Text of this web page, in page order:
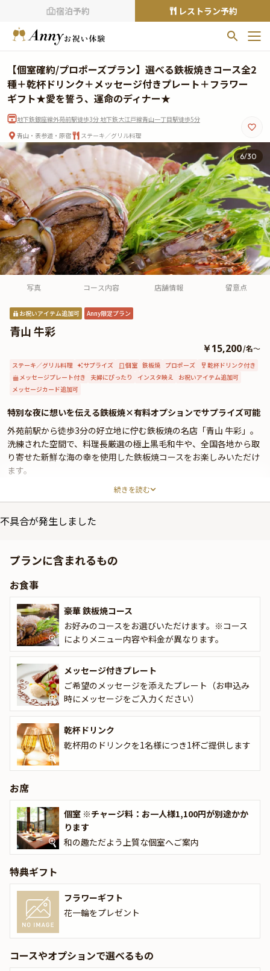
宿泊予約 レストラン予約
お気に入りプラン
お気に入りの登録がありません
プランの をクリックすることで
お気に入りに追加できます。
閲覧履歴
閲覧履歴はありません
過去に見たお店が最大10件まで表示されます。
10件を超えると、古いものから順に削除されます。
TOP
Annyお祝い体験について
Annyお祝いアイテムについて
【個室確約/プロポーズプラン】選べる鉄板焼きコース全2
種＋乾杯ドリンク＋メッセージ付きプレート＋フラワー
ギフト★愛を誓う、運命のディナー★
地下鉄銀座線外苑前駅徒歩3分 地下鉄大江戸線青山一丁目駅徒歩5分
青山・表参道・原宿
ステーキ／グリル料理
7/30
写真 コース内容 店舗情報 留意点
お祝いアイテム追加可 Anny限定プラン
青山 牛彩
￥15,200/名～
ステーキ／グリル料理 サプライズ 個室 鉄板焼 プロポーズ
乾杯ドリンク付き
メッセージプレート付き
夫婦にぴったり インスタ映え
お祝いアイテム追加可
メッセージカード追加可
特別な夜に想いを伝える鉄板焼×有料オプションでサプライズ可能
外苑前駅から徒歩3分の好立地に佇む鉄板焼の名店「青山 牛彩」。
洗練された空間で、料理長厳選の極上黒毛和牛や、全国各地から取
り寄せた新鮮な海の幸を使用した鉄板焼コースをお楽しみいただけ
ます。
本プランでは、完全個室のプライベート空間へご案内。都会の喧騒
間を過ごしていただけます。
ています。旬の鮮魚の前菜に始まり、厳選された国産牛ステーキを
を存分に楽しめる上質な構成。さらに、伊勢海老やフォアグラ、常
陸牛サーロインなどを贅沢に盛り込んだ【スペシャルコース】で
は、全11品もの逸品が特別な夜を華やかに演出します。どちらも熟
練の料理人が絶妙な火入れで仕上げる鉄板焼の醍醐味を、心ゆくま
でご堪能いただけます。
さらに乾杯ドリンクとメッセージ付きプレートに加え、一輪のお花
をご用意。おふたりの大切な瞬間をさりげなく演出する心配りが、
プロポーズの緊張を和らげ、より記憶に残るひとときを叶えてくれ
ます。
洗練された個室空間と極上の美食に包まれながら、愛を誓うかけが
えのないひとときをお過ごしください。
★本プランでは、有料オプションで、プロポーズにぴったりな花
束・ギフト・カスタマイズ可能なメッセージカードなどをお付けす
ることが出来ます。バラの花束のご用意もございます。詳しくは本
ページ中段の「お祝いアイテム」の欄で、ご選択いただけます。
続きを読む
不具合が発生しました
プランに含まれるもの
お食事
豪華 鉄板焼コース
お好みのコースをお選びいただけます。※コース
によりメニュー内容や料金が異なります。
メッセージ付きプレート
ご希望のメッセージを添えたプレート（お申込み
時にメッセージをご入力ください）
乾杯ドリンク
乾杯用のドリンクを1名様につき1杯ご提供します
お席
個室 ※チャージ料：お一人様1,100円が別途かか
ります
和の趣ただよう上質な個室へご案内
特典ギフト
フラワーギフト
花一輪をプレゼント
コースやオプションで選べるもの